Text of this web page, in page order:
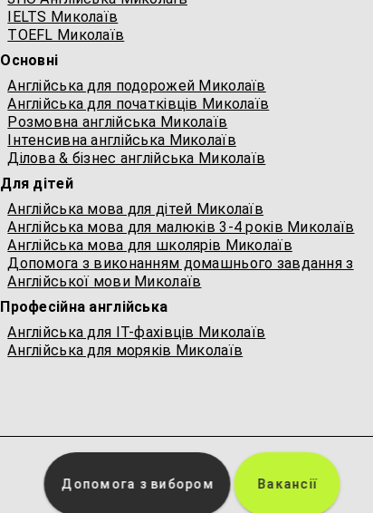
IELTS Миколаїв
TOEFL Миколаїв
Основні
Англійська для подорожей Миколаїв
Англійська для початківців Миколаїв
Розмовна англійська Миколаїв
Інтенсивна англійська Миколаїв
Ділова & бізнес англійська Миколаїв
Для дітей
Англійська мова для дітей Миколаїв
Англійська мова для малюків 3-4 років Миколаїв
Англійська мова для школярів Миколаїв
Допомога з виконанням домашнього завдання з
Англійської мови Миколаїв
Професійна англійська
Англійська для IT-фахівців Миколаїв
Англійська для моряків Миколаїв
Допомога з вибором Вакансії